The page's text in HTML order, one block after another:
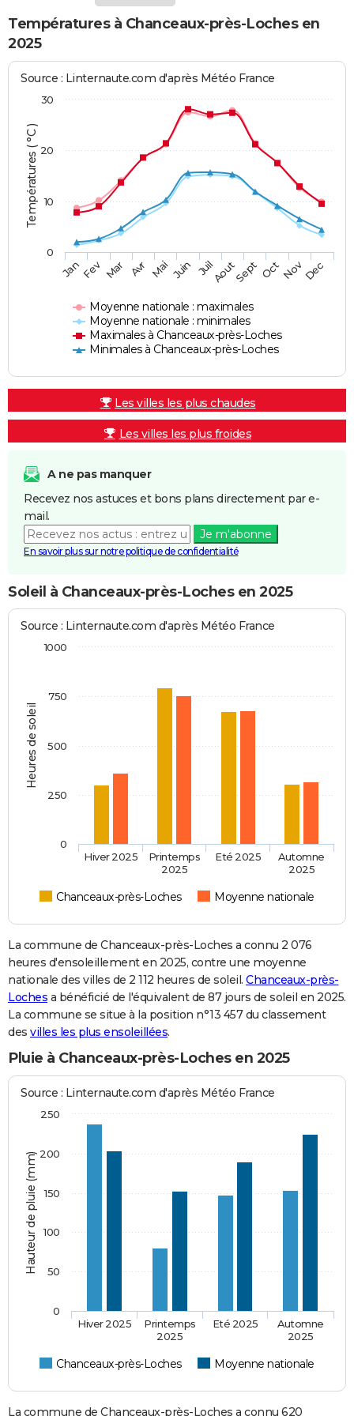
Températures à Chanceaux-près-Loches en
2025
Températures ( °C )
Source : Linternaute.com d'après Météo France
Moyenne nationale : maximales
Moyenne nationale : minimales
Maximales à Chanceaux-près-Loches
Minimales à Chanceaux-près-Loches
JanFev Mar Avr Mai Juin JuilAoutSept OctNovDec
0
10
20
30
Les villes les plus chaudes
Les villes les plus froides
A ne pas manquer
Recevez nos astuces et bons plans directement par e-
mail.
Je m'abonne
En savoir plus sur notre politique de confidentialité
Soleil à Chanceaux-près-Loches en 2025
Heures de soleil
Source : Linternaute.com d'après Météo France
Chanceaux-près-Loches Moyenne nationale
Hiver 2025
Printemps
2025
Eté 2025
Automne
2025
0
1000
250
500
750
La commune de Chanceaux-près-Loches a connu 2 076
heures d'ensoleillement en 2025, contre une moyenne
nationale des villes de 2 112 heures de soleil. Chanceaux-près-
Loches a bénéficié de l'équivalent de 87 jours de soleil en 2025.
La commune se situe à la position n°13 457 du classement
des villes les plus ensoleillées.
Pluie à Chanceaux-près-Loches en 2025
Hauteur de pluie (mm)
Source : Linternaute.com d'après Météo France
Chanceaux-près-Loches Moyenne nationale
Hiver 2025
Printemps
2025
Eté 2025
Automne
2025
0
50
100
150
200
250
La commune de Chanceaux-près-Loches a connu 620